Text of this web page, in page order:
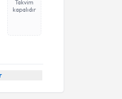
Takvim
kapalıdır